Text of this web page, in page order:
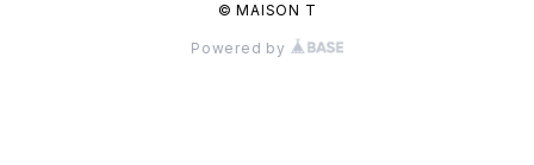
© MAISON T
Powered by